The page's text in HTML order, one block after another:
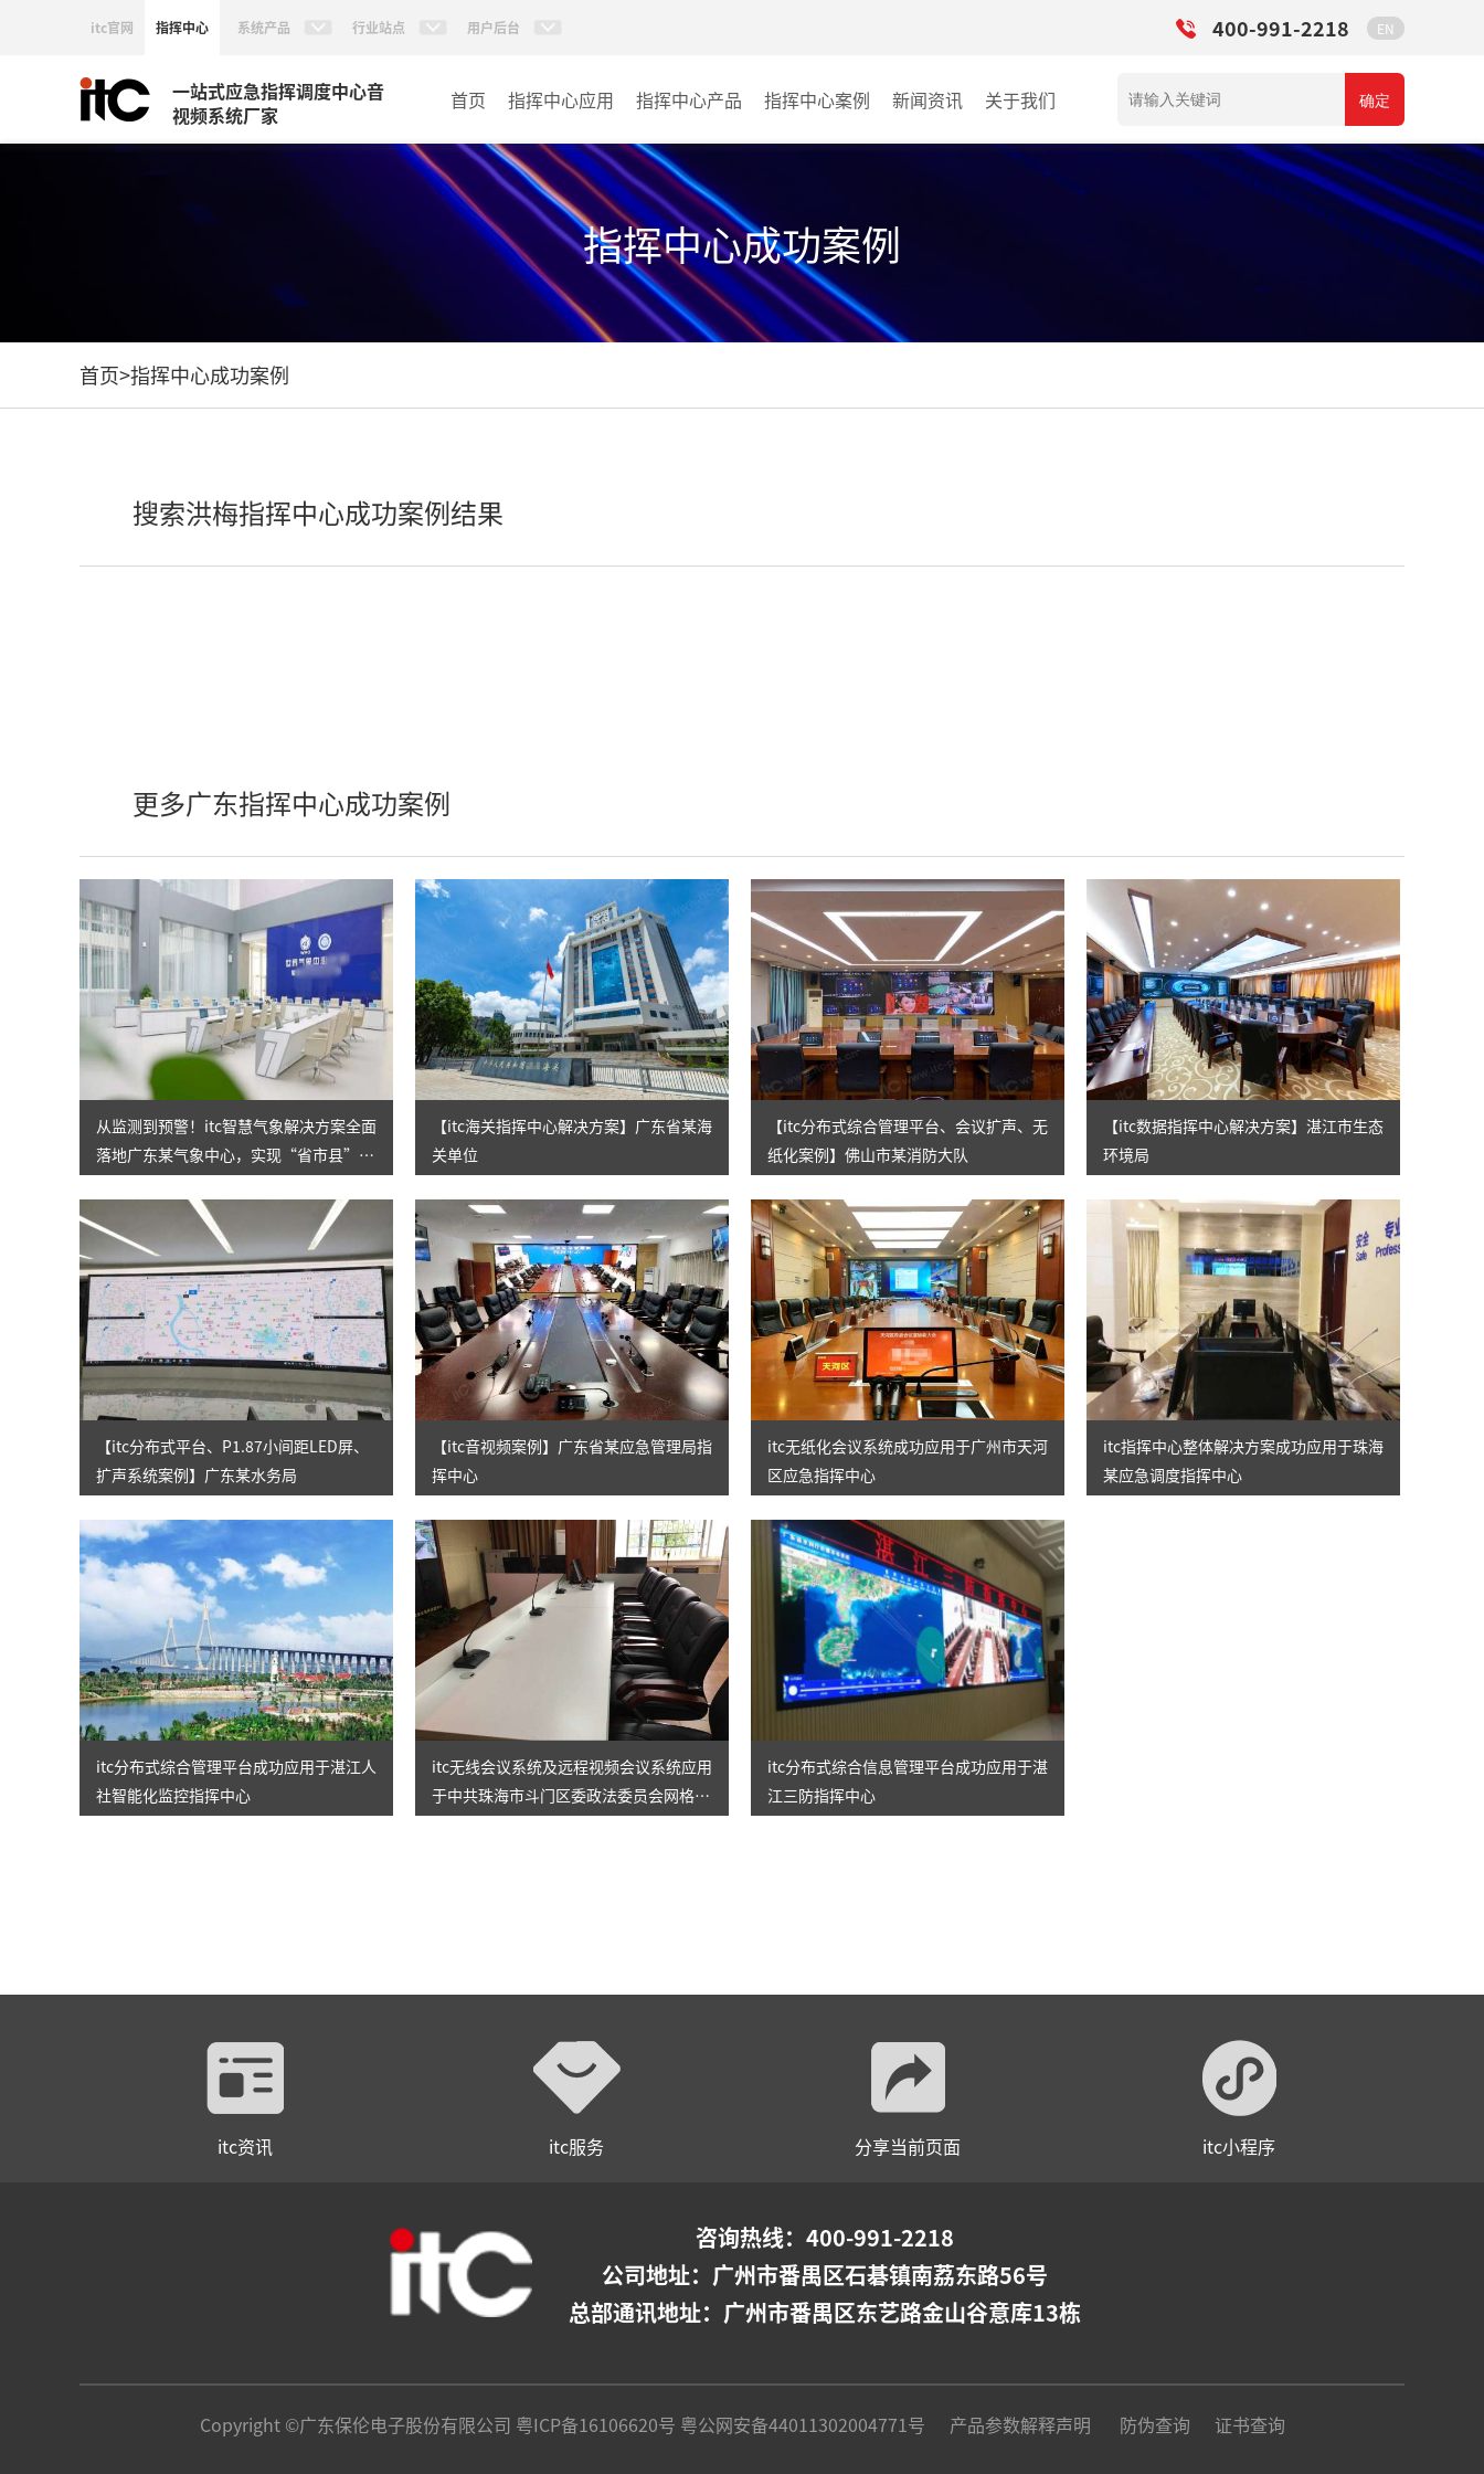
itc官网 指挥中心 系统产品 行业站点 用户后台 400-991-2218 EN
一站式应急指挥调度中心音
视频系统厂家
首页 指挥中心应用 指挥中心产品
KVM坐席管理系统
AI智慧分布式系统
无感调度系统
AI指挥调度系统
指挥中心案例
政府指挥中心
大数据指挥中心
监控指挥中心
新闻资讯 关于我们 确定
指挥中心成功案例
首页>指挥中心成功案例
搜索洪梅指挥中心成功案例结果
更多广东指挥中心成功案例
从监测到预警！itc智慧气象解决方案全面
落地广东某气象中心，实现“省市县”三
【itc海关指挥中心解决方案】广东省某海
关单位
【itc分布式综合管理平台、会议扩声、无
纸化案例】佛山市某消防大队
【itc数据指挥中心解决方案】湛江市生态
环境局
【itc分布式平台、P1.87小间距LED屏、
扩声系统案例】广东某水务局
【itc音视频案例】广东省某应急管理局指
挥中心
itc无纸化会议系统成功应用于广州市天河
区应急指挥中心
itc指挥中心整体解决方案成功应用于珠海
某应急调度指挥中心
itc分布式综合管理平台成功应用于湛江人
社智能化监控指挥中心
itc无线会议系统及远程视频会议系统应用
于中共珠海市斗门区委政法委员会网格化
itc分布式综合信息管理平台成功应用于湛
江三防指挥中心
itc资讯 itc服务 分享当前页面 itc小程序
咨询热线：400-991-2218
公司地址： 广州市番禺区石碁镇南荔东路56号
总部通讯地址：广州市番禺区东艺路金山谷意库13栋
Copyright ©广东保伦电子股份有限公司 粤ICP备16106620号 粤公网安备44011302004771号 产品参数解释声明 防伪查询 证书查询